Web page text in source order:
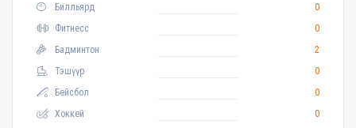
Билльярд
0
Фитнесс
0
Бадминтон
2
Тэшүүр
0
Бейсбол
0
Хоккей
0